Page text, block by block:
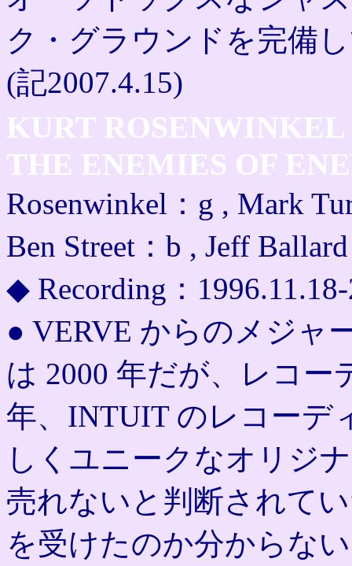
ク・グラウンドを完備
(記2007.4.15)
KURT ROSENWINKEL
THE ENEMIES OF
Rosenwinkel：g , Mark
Ben Street：b , Jeff
◆ Recording：
● VERVE からのメジャ
は 2000 年だが、レコー
年、INTUIT のレコーデ
しくユニークなオリジ
売れないと判断されて
を受けたのか分からな